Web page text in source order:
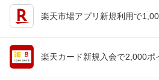
楽天市場アプリ新規利用で
楽天カード新規入会で2,000ポ